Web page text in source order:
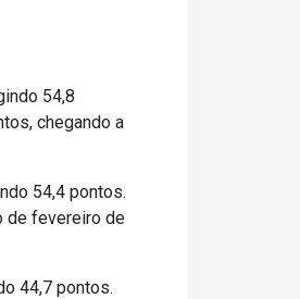
54,8
chegando a
54,4 pontos.
de fevereiro de
44,7 pontos.